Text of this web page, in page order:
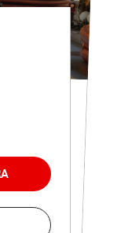
e
CLUB